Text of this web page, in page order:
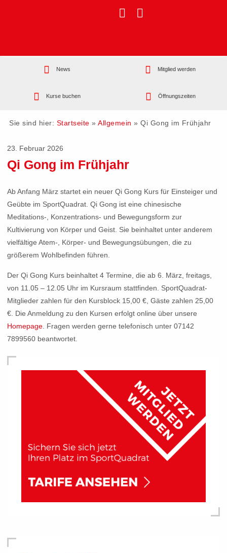
News Mitglied werden
Kurse buchen Öffnungszeiten
Sie sind hier: Startseite » Allgemein » Qi Gong im Frühjahr
23. Februar 2026
Qi Gong im Frühjahr
Ab Anfang März startet ein neuer Qi Gong Kurs für Einsteiger und
Geübte im SportQuadrat. Qi Gong ist eine chinesische
Meditations-, Konzentrations- und Bewegungsform zur
Kultivierung von Körper und Geist. Sie beinhaltet unter anderem
vielfältige Atem-, Körper- und Bewegungsübungen, die zu
größerem Wohlbefinden führen.
Der Qi Gong Kurs beinhaltet 4 Termine, die ab 6. März, freitags,
von 11.05 – 12.05 Uhr im Kursraum stattfinden. SportQuadrat-
Mitglieder zahlen für den Kursblock 15,00 €, Gäste zahlen 25,00
€. Die Anmeldung zu den Kursen erfolgt online über unsere
Homepage . Fragen werden gerne telefonisch unter 07142
7899560 beantwortet.